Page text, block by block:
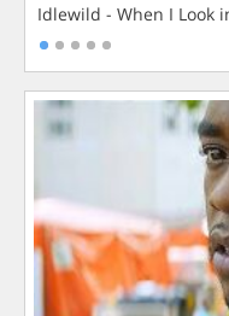
Idlewild - When I Look